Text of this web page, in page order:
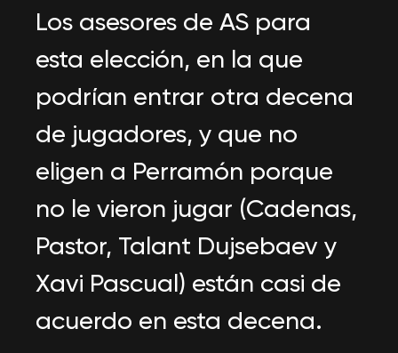
Los asesores de AS para
esta elección, en la que
podrían entrar otra decena
de jugadores, y que no
eligen a Perramón porque
no le vieron jugar (Cadenas,
Pastor, Talant Dujsebaev y
Xavi Pascual) están casi de
acuerdo en esta decena.